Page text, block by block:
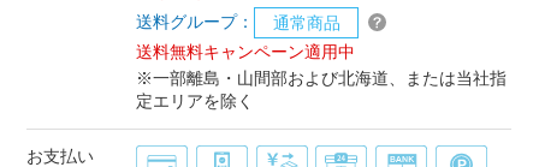
送料グループ：
通常商品
送料無料キャンペーン適用中
※一部離島・山間部および北海道、または当社指
定エリアを除く
お支払い